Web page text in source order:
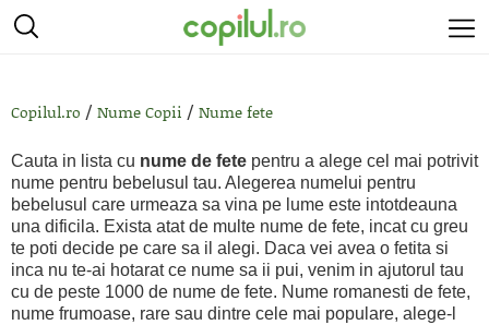
Copilul.ro / Nume Copii / Nume fete
Cauta in lista cu nume de fete pentru a alege cel mai potrivit
nume pentru bebelusul tau. Alegerea numelui pentru
bebelusul care urmeaza sa vina pe lume este intotdeauna
una dificila. Exista atat de multe nume de fete, incat cu greu
te poti decide pe care sa il alegi. Daca vei avea o fetita si
inca nu te-ai hotarat ce nume sa ii pui, venim in ajutorul tau
cu de peste 1000 de nume de fete. Nume romanesti de fete,
nume frumoase, rare sau dintre cele mai populare, alege-l